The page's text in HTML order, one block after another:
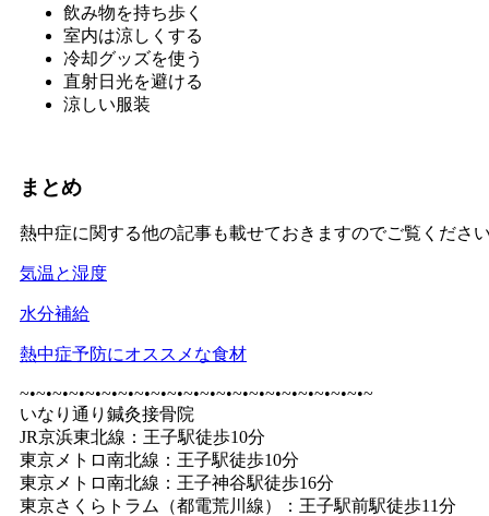
飲み物を持ち歩く
室内は涼しくする
冷却グッズを使う
直射日光を避ける
涼しい服装
まとめ
熱中症に関する他の記事も載せておきますのでご覧くださ
気温と湿度
水分補給
熱中症予防にオススメな食材
~•~•~•~•~•~•~•~•~•~•~•~•~•~•~•~•~•~•~•~•~•~
いなり通り鍼灸接骨院
JR京浜東北線：王子駅徒歩10分
東京メトロ南北線：王子駅徒歩10分
東京メトロ南北線：王子神谷駅徒歩16分
東京さくらトラム（都電荒川線）：王子駅前駅徒歩11分